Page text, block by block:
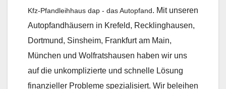
Kfz-Pfandleihhaus dap - das Autopfand. Mit unseren
Autopfandhäusern in Krefeld, Recklinghausen,
Dortmund, Sinsheim, Frankfurt am Main,
München und Wolfratshausen haben wir uns
auf die unkomplizierte und schnelle Lösung
finanzieller Probleme spezialisiert. Wir beleihen